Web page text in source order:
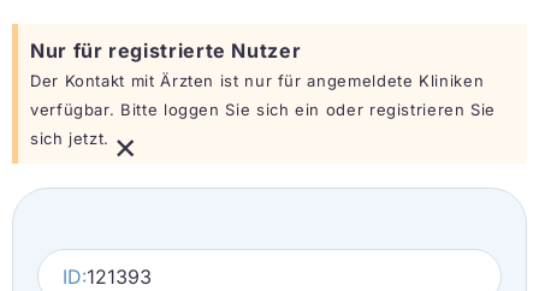
Nur für registrierte Nutzer
Der Kontakt mit Ärzten ist nur für angemeldete Kliniken
verfügbar. Bitte loggen Sie sich ein oder registrieren Sie
sich jetzt. ×
ID:121393